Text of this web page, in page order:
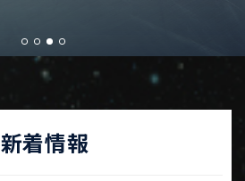
新着情報